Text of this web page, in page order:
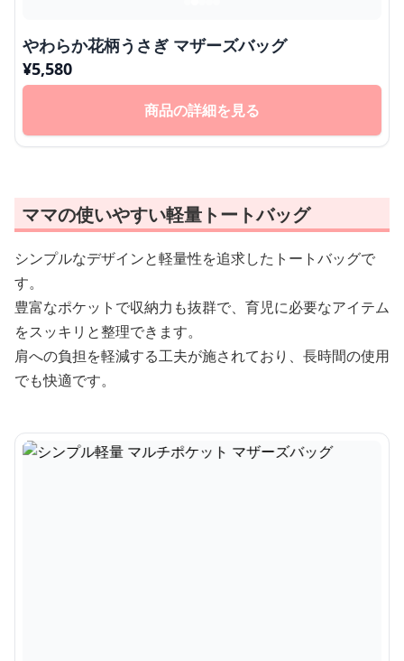
やわらか花柄うさぎ マザーズバッグ
¥5,580
商品の詳細を見る
ママの使いやすい軽量トートバッグ
シンプルなデザインと軽量性を追求したトートバッグで
す。
豊富なポケットで収納力も抜群で、育児に必要なアイテム
をスッキリと整理できます。
肩への負担を軽減する工夫が施されており、長時間の使用
でも快適です。